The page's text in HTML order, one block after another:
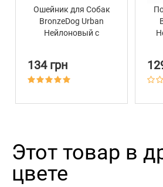
Ошейник для Собак
BronzeDog Urban
Нейлоновый c
Цвета Инки
134 грн
Этот товар в
цвете